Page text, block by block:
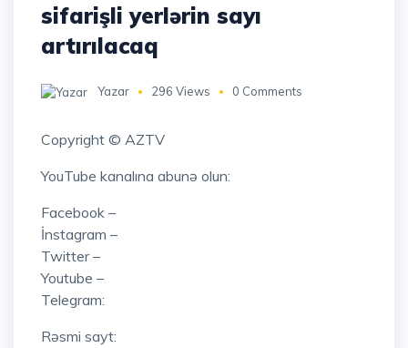
sifarişli yerlərin sayı
artırılacaq
Yazar 296 Views 0 Comments
Copyright © AZTV
YouTube kanalına abunə olun:
Facebook –
İnstagram –
Twitter –
Youtube –
Telegram:
Rəsmi sayt: